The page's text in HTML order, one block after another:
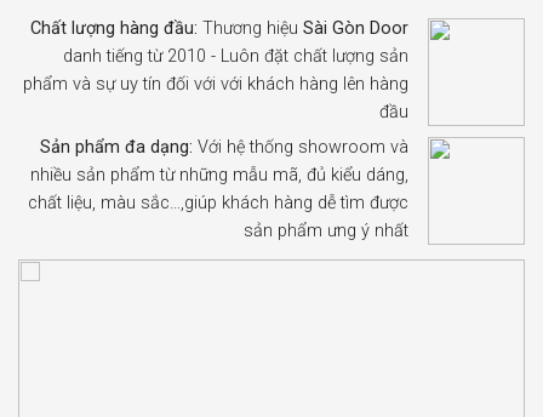
Chất lượng hàng đầu: Thương hiệu Sài Gòn Door
danh tiếng từ 2010 - Luôn đặt chất lượng sản
phẩm và sự uy tín đối với với khách hàng lên hàng
đầu
Sản phẩm đa dạng: Với hệ thống showroom và
nhiều sản phẩm từ những mẫu mã, đủ kiểu dáng,
chất liệu, màu sắc…,giúp khách hàng dễ tìm được
sản phẩm ưng ý nhất